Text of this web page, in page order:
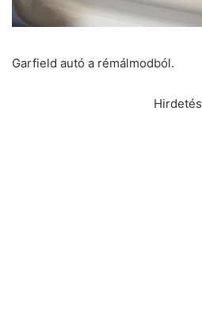
Garfield autó a rémálmodból.
Hirdetés